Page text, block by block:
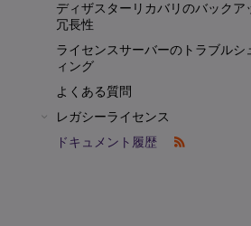
ディザスターリカバリのバックア
冗長性
ライセンスサーバーのトラブルシ
ィング
よくある質問
レガシーライセンス
ドキュメント履歴